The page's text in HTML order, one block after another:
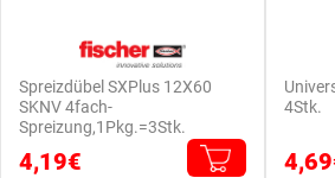
Spreizdübel SXPlus 12X60
SKNV 4fach-
Spreizung,1Pkg.=3Stk.
4,19€
4Stk.